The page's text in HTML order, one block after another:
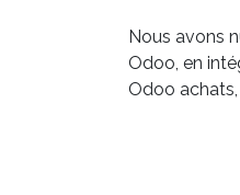
Nous avons
Odoo, en
Odoo